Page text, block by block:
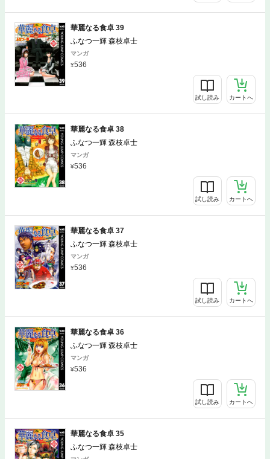
華麗なる食卓 39
ふなつ一輝 森枝卓士
マンガ
536
試し読み カートへ
華麗なる食卓 38
ふなつ一輝 森枝卓士
マンガ
536
試し読み カートへ
華麗なる食卓 37
ふなつ一輝 森枝卓士
マンガ
536
試し読み カートへ
華麗なる食卓 36
ふなつ一輝 森枝卓士
マンガ
536
試し読み カートへ
華麗なる食卓 35
ふなつ一輝 森枝卓士